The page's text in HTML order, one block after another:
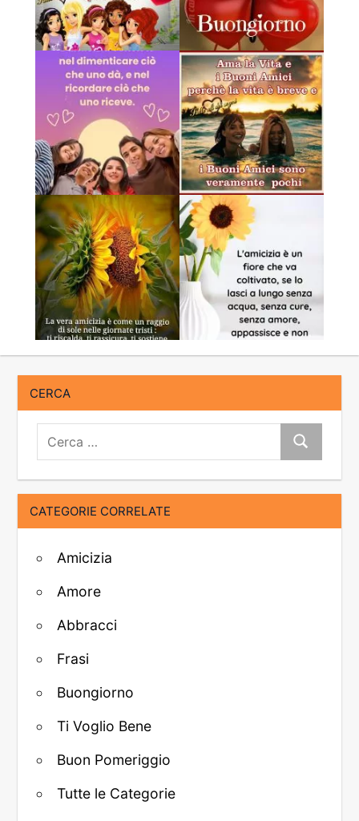
CERCA
Cerca:
Cerca
CATEGORIE CORRELATE
Amicizia
Amore
Abbracci
Frasi
Buongiorno
Ti Voglio Bene
Buon Pomeriggio
Tutte le Categorie